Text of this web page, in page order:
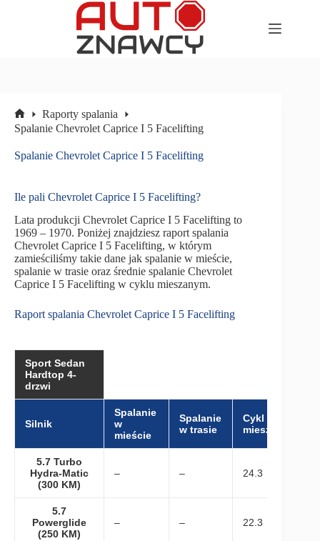
Strona
główna
Raporty spalania
Spalanie Chevrolet Caprice I 5 Facelifting
Spalanie Chevrolet Caprice I 5 Facelifting
Ile pali Chevrolet Caprice I 5 Facelifting?
Lata produkcji Chevrolet Caprice I 5 Facelifting to
1969 – 1970. Poniżej znajdziesz raport spalania
Chevrolet Caprice I 5 Facelifting, w którym
zamieściliśmy takie dane jak spalanie w mieście,
spalanie w trasie oraz średnie spalanie Chevrolet
Caprice I 5 Facelifting w cyklu mieszanym.
Raport spalania Chevrolet Caprice I 5 Facelifting
Sport Sedan
Hardtop 4-
drzwi
Silnik
Spalanie
w
mieście
Spalanie
w trasie
Cykl
mieszany
5.7 Turbo
Hydra-Matic
(300 KM)
– – 24.3
5.7
Powerglide
(250 KM)
– – 22.3